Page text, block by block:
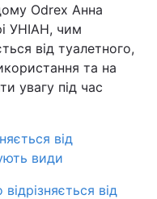
Odrex Анна
УНІАН, чим
від туалетного,
та на
увагу під час
від
види
від